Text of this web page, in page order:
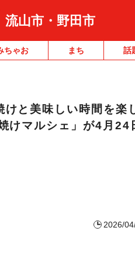
流山市・野田市
ちゃお まち 話
けと美味しい時間を楽
けマルシェ」が4月24
2026/